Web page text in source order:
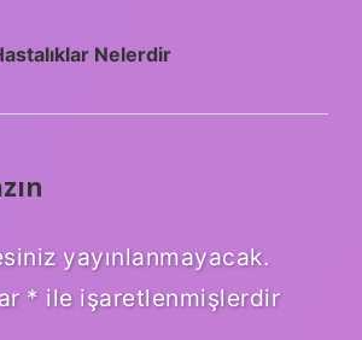
Nelerdir
yayınlanmayacak.
* ile işaretlenmişlerdir